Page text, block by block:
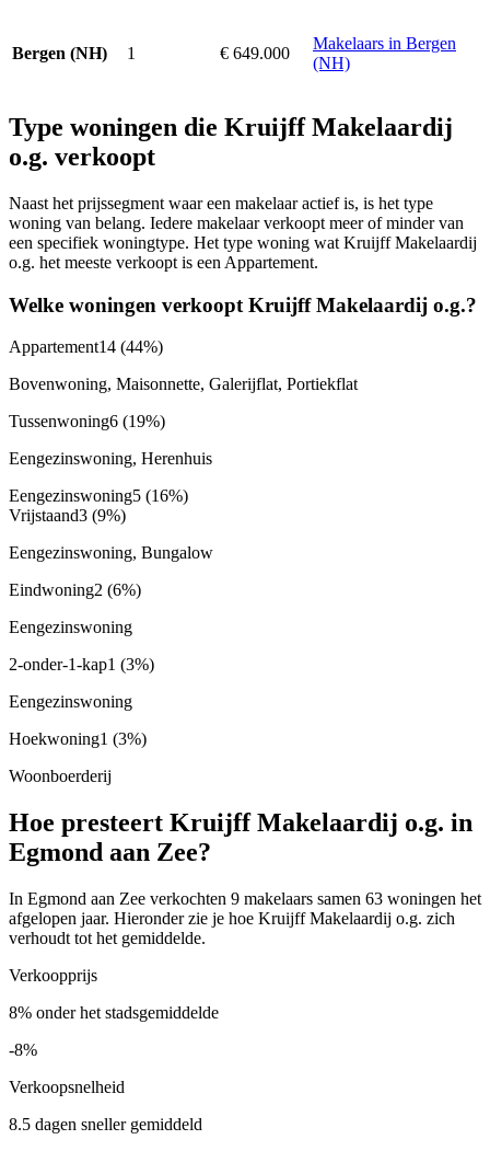
Bergen (NH) 1 € 649.000
Makelaars in Bergen
(NH)
Type woningen die Kruijff Makelaardij
o.g. verkoopt
Naast het prijssegment waar een makelaar actief is, is het type
woning van belang. Iedere makelaar verkoopt meer of minder van
een specifiek woningtype. Het type woning wat Kruijff Makelaardij
o.g. het meeste verkoopt is een Appartement.
Welke woningen verkoopt Kruijff Makelaardij o.g.?
Appartement14 (44%)
Bovenwoning, Maisonnette, Galerijflat, Portiekflat
Tussenwoning6 (19%)
Eengezinswoning, Herenhuis
Eengezinswoning5 (16%)
Vrijstaand3 (9%)
Eengezinswoning, Bungalow
Eindwoning2 (6%)
Eengezinswoning
2-onder-1-kap1 (3%)
Eengezinswoning
Hoekwoning1 (3%)
Woonboerderij
Hoe presteert Kruijff Makelaardij o.g. in
Egmond aan Zee?
In Egmond aan Zee verkochten 9 makelaars samen 63 woningen het
afgelopen jaar. Hieronder zie je hoe Kruijff Makelaardij o.g. zich
verhoudt tot het gemiddelde.
Verkoopprijs
8% onder het stadsgemiddelde
-8%
Verkoopsnelheid
8.5 dagen sneller gemiddeld